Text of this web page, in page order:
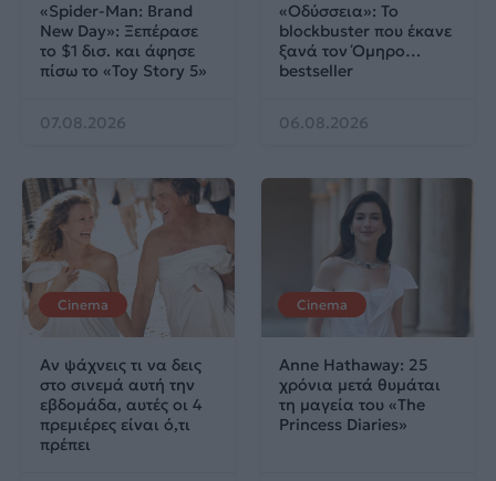
«Spider-Man: Brand
New Day»: Ξεπέρασε
το $1 δισ. και άφησε
πίσω το «Toy Story 5»
07.08.2026
«Οδύσσεια»: Το
blockbuster που έκανε
ξανά τον Όμηρο…
bestseller
06.08.2026
Cinema
Αν ψάχνεις τι να δεις
στο σινεμά αυτή την
εβδομάδα, αυτές οι 4
πρεμιέρες είναι ό,τι
πρέπει
Cinema
Anne Hathaway: 25
χρόνια μετά θυμάται
τη μαγεία του «The
Princess Diaries»